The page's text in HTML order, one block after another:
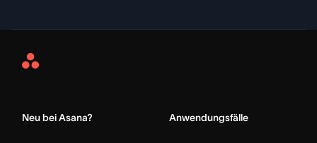
Asana
Neu bei Asana? Anwendungsfälle